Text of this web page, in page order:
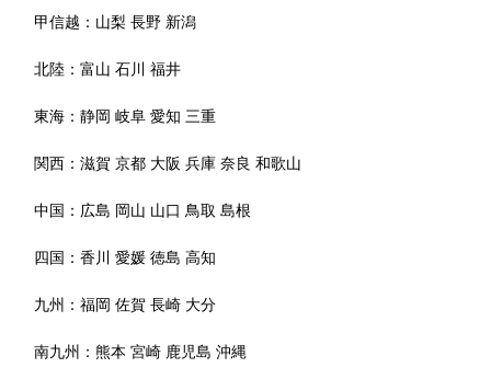
甲信越： 山梨 長野 新潟
北陸：富山 石川 福井
東海：静岡 岐阜 愛知 三重
関西：滋賀 京都 大阪 兵庫 奈良 和歌山
中国： 広島 岡山 山口 鳥取 島根
四国：香川 愛媛 徳島 高知
九州：福岡 佐賀 長崎 大分
南九州：熊本 宮崎 鹿児島 沖縄